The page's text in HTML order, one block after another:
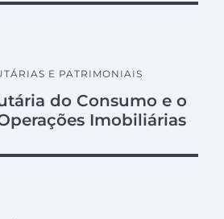
E PATRIMONIAIS
do Consumo e o
Imobiliárias